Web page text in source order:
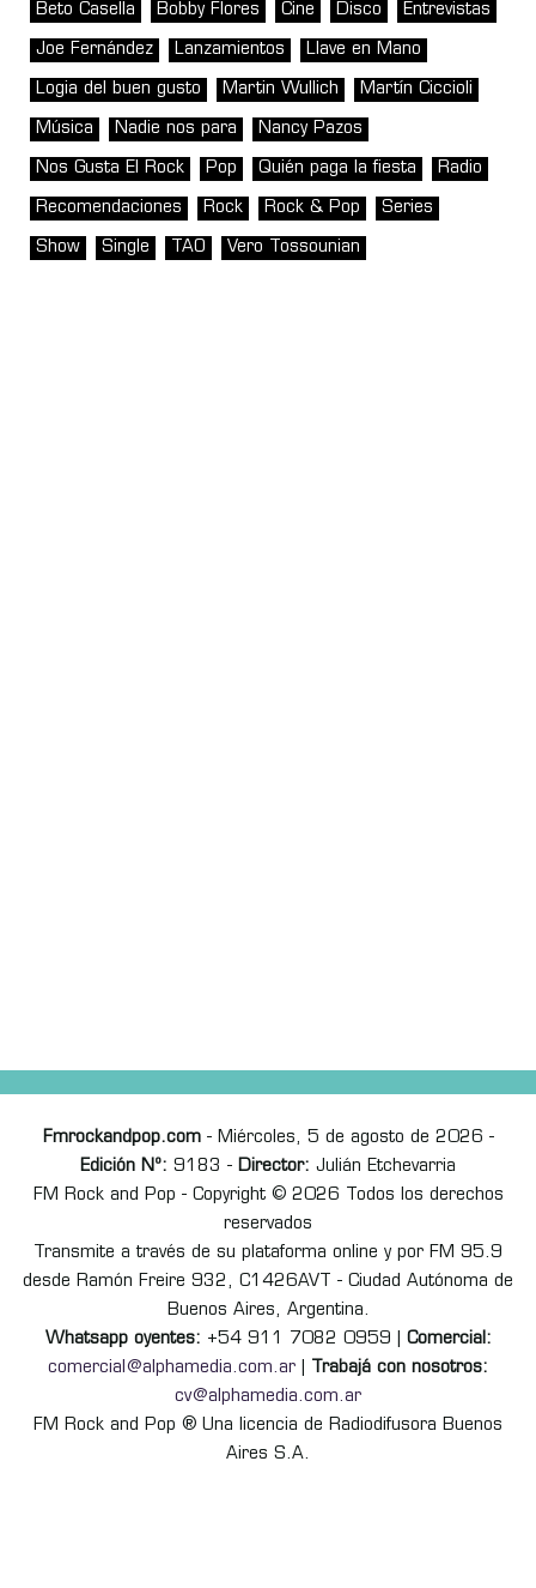
Beto Casella Bobby Flores Cine Disco Entrevistas
Joe Fernández Lanzamientos Llave en Mano
Logia del buen gusto Martin Wullich Martín Ciccioli
Música Nadie nos para Nancy Pazos
Nos Gusta El Rock Pop Quién paga la fiesta Radio
Recomendaciones Rock Rock & Pop Series
Show Single TAO Vero Tossounian
Fmrockandpop.com- Miércoles, 5 de agosto de 2026 -
Edición Nº: 9183 - Director: Julián Etchevarria
FM Rock and Pop - Copyright © 2026 Todos los derechos
reservados
Transmite a través de su plataforma online y por FM 95.9
desde Ramón Freire 932, C1426AVT - Ciudad Autónoma de
Buenos Aires, Argentina.
Whatsapp oyentes: +54 911 7082 0959 | Comercial:
comercial@alphamedia.com.ar
Trabajá con nosotros:
cv@alphamedia.com.ar
FM Rock and Pop ® Una licencia de Radiodifusora Buenos
Aires S.A.